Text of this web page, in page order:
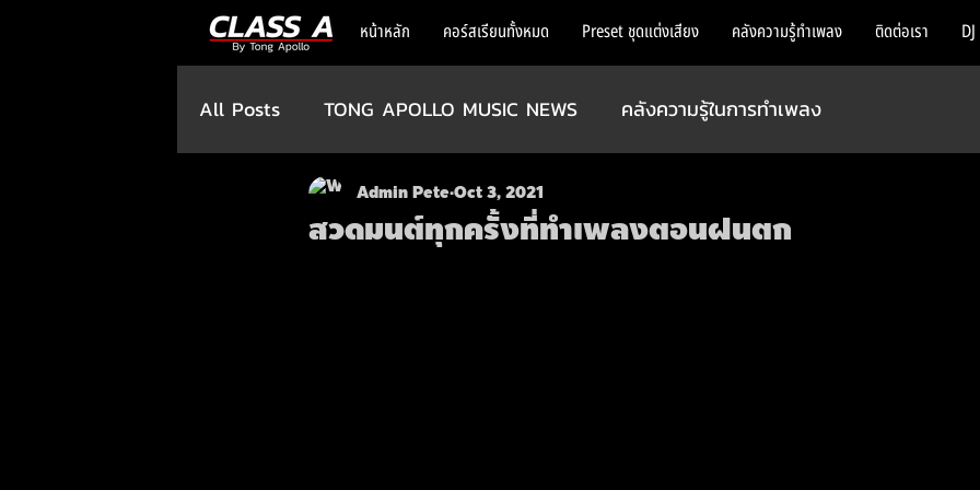
หน้าหลัก คอร์สเรียนทั้งหมด Preset ชุดแต่งเสียง คลังความรู้ทำเพลง ติดต่อเรา
All Posts TONG APOLLO MUSIC NEWS คลังความรู้ในการทำเพลง
สวดมนต์ทุกครั้งที่ทำเพลงตอนฝนตก
Admin Pete Oct 3, 2021